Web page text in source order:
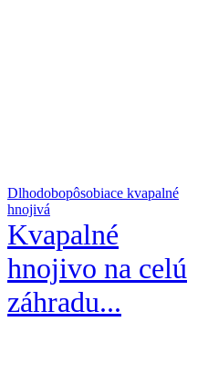
Dlhodobopôsobiace kvapalné
hnojivá
Kvapalné
hnojivo na celú
záhradu...